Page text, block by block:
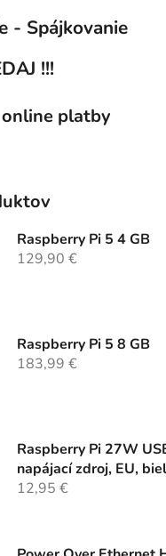
- Spájkovanie
!!!
platby
Raspberry Pi 5 4 GB
129,90 €
Raspberry Pi 5 8 GB
183,99 €
Raspberry Pi 27W
napájací zdroj, EU,
12,95 €